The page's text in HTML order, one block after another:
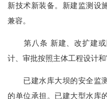
新技术新装备。新建监测设
兼容。
第八条 新建、改扩建或
计、审批按照主体工程设计和
已建水库大坝的安全监测
的单位承担。已建大型水库